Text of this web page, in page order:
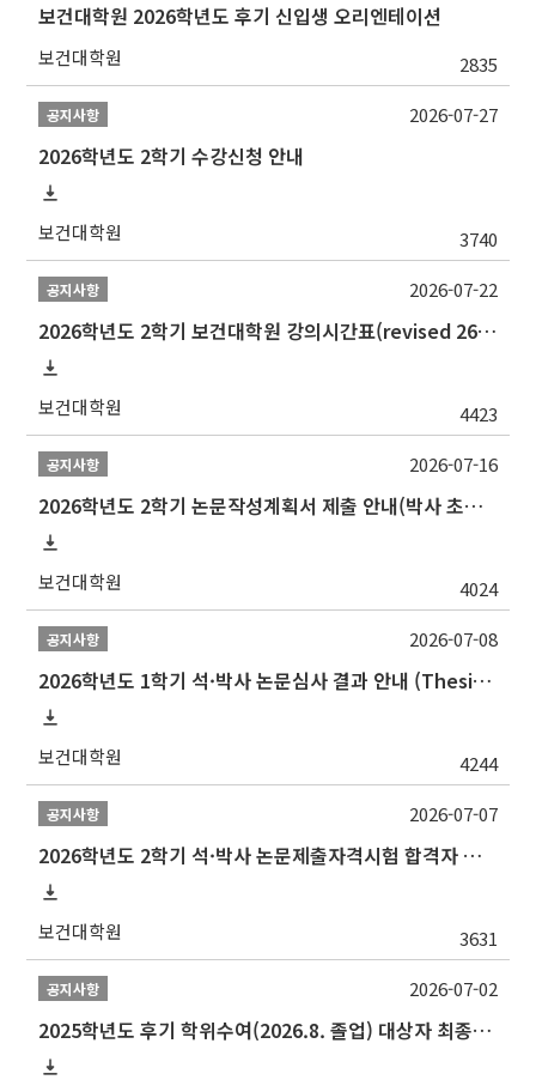
보건대학원 2026학년도 후기 신입생 오리엔테이션
보건대학원 2835
공지사항
2026학년도 2학기 수강신청 안내
보건대학원 3740
2026-07-27
공지사항
2026학년도 2학기 보건대학원 강의시간표(revised 260803)(2026 2nd SEMESTER SNU GSPH TIMETABLE)
보건대학원 4423
2026-07-22
공지사항
2026학년도 2학기 논문작성계획서 제출 안내(박사 초심 일정 포함)_Thesis Proposal
보건대학원 4024
2026-07-16
공지사항
2026학년도 1학기 석·박사 논문심사 결과 안내 (Thesis Defense Result)
보건대학원 4244
2026-07-08
공지사항
2026학년도 2학기 석·박사 논문제출자격시험 합격자 공고(TSQ Exam Result)
보건대학원 3631
2026-07-07
공지사항
2025학년도 후기 학위수여(2026.8. 졸업) 대상자 최종인준 논문 제출 안내
2026-07-02